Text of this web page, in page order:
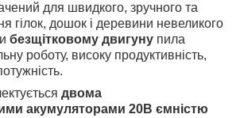
для швидкого, зручного та
гілок, дошок і деревини невеликого
безщітковому двигуну пила
роботу, високу продуктивність,
двома
акумуляторами 20В ємністю